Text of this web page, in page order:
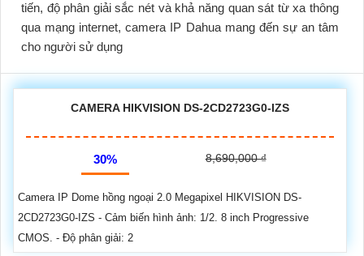
tiến, độ phân giải sắc nét và khả năng quan sát từ xa thông
qua mạng internet, camera IP Dahua mang đến sự an tâm
cho người sử dụng
CAMERA HIKVISION DS-2CD2723G0-IZS
30% 8,690,000 ₫
Camera IP Dome hồng ngoại 2.0 Megapixel HIKVISION DS-
2CD2723G0-IZS - Cảm biến hình ảnh: 1/2. 8 inch Progressive
CMOS. - Độ phân giải: 2